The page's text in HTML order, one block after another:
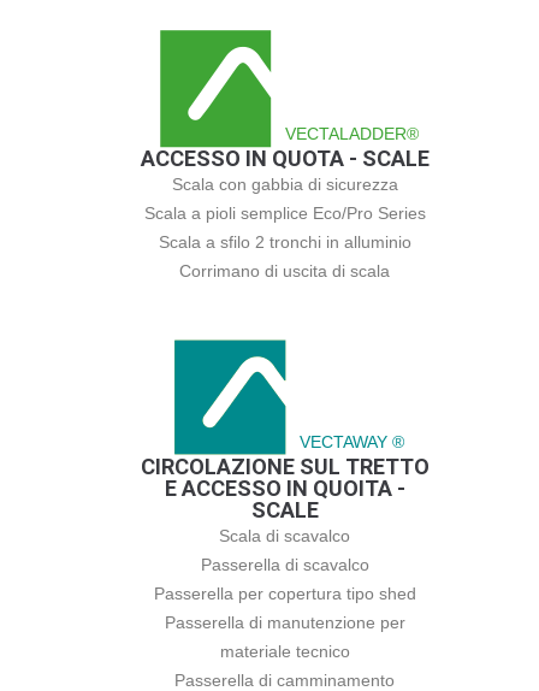
VECTALADDER®
ACCESSO IN QUOTA - SCALE
Scala con gabbia di sicurezza
Scala a pioli semplice Eco/Pro Series
Scala a sfilo 2 tronchi in alluminio
Corrimano di uscita di scala
VECTAWAY ®
CIRCOLAZIONE SUL TRETTO
E ACCESSO IN QUOITA -
SCALE
Scala di scavalco
Passerella di scavalco
Passerella per copertura tipo shed
Passerella di manutenzione per
materiale tecnico
Passerella di camminamento